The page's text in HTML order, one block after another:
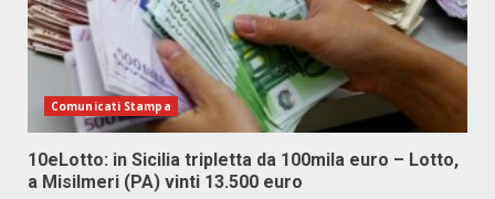
Comunicati Stampa
10eLotto: in Sicilia tripletta da 100mila euro – Lotto,
a Misilmeri (PA) vinti 13.500 euro